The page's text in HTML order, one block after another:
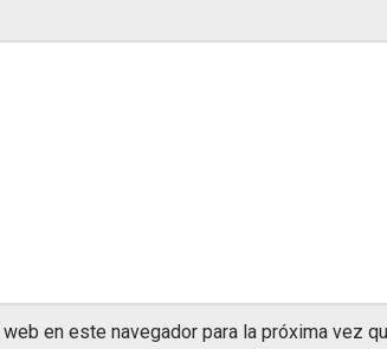
en este navegador para la próxima vez